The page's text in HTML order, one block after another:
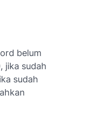
belum
jika sudah
sudah